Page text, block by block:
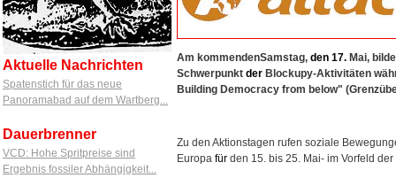
Aktuelle Nachrichten
Spatenstich für das neue
Panoramabad auf dem Wartberg...
Dauerbrenner
VCD: Hohe Spritpreise sind
Ergebnis fossiler Abhängigkeit...
Am kommendenSamstag, den 17. Mai,
Schwerpunkt der Blockupy-Aktivitäten
Building Democracy from below"
Zu den Aktionstagen rufen soziale
Europa für den 15. bis 25. Mai- im Vorfeld